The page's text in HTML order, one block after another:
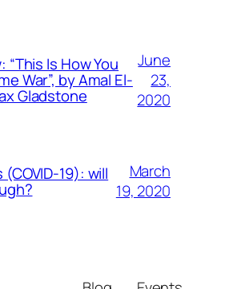
“This Is How You
War”, by Amal El-
Gladstone
June
23,
2020
19): will
March
19, 2020